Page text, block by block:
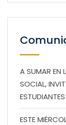
A SUMAR EN
SOCIAL,
ESTE